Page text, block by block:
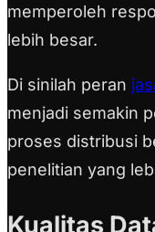
memperoleh
lebih besar.
Di sinilah peran
menjadi semakin
proses distribusi
penelitian yang
Kualitas